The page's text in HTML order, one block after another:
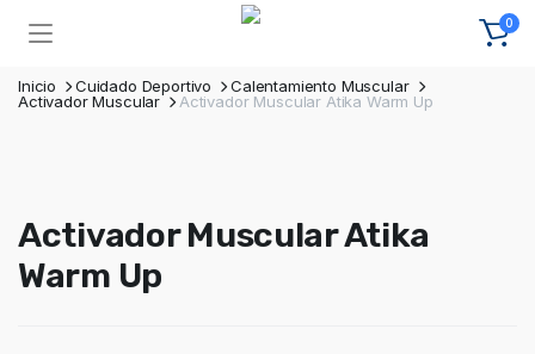
0
Inicio Cuidado Deportivo
Calentamiento Muscular
Activador Muscular
Activador Muscular Atika Warm Up
Activador Muscular Atika
Warm Up